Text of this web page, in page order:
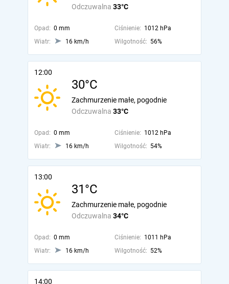
Odczuwalna 33°C
Opad: 0 mm Ciśnienie: 1012 hPa
Wiatr:
16 km/h Wilgotność: 56%
12:00
30°C
Odczuwalna 33°C
Zachmurzenie małe, pogodnie
Opad: 0 mm Ciśnienie: 1012 hPa
Wiatr:
16 km/h Wilgotność: 54%
13:00
31°C
Odczuwalna 34°C
Zachmurzenie małe, pogodnie
Opad: 0 mm Ciśnienie: 1011 hPa
Wiatr:
16 km/h Wilgotność: 52%
14:00